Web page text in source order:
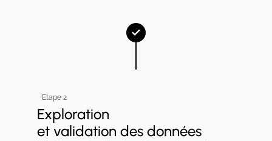
Etape 2
Exploration
et validation des données